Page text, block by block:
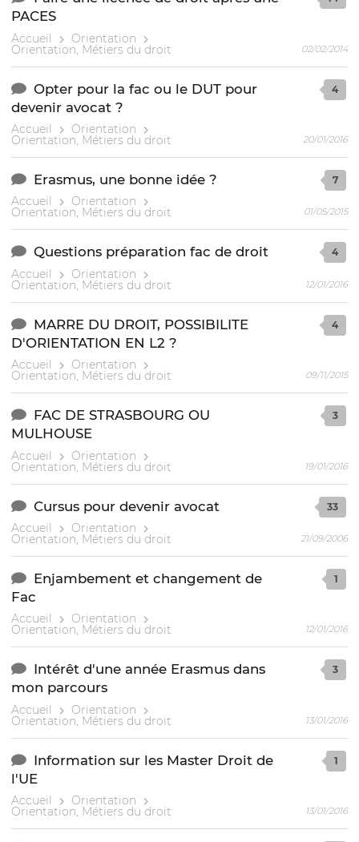
PACES
Accueil Orientation
Orientation, Métiers du droit 02/02/2014
Opter pour la fac ou le DUT pour
devenir avocat ?
Accueil Orientation
Orientation, Métiers du droit
4
20/01/2016
Erasmus, une bonne idée ?
Accueil Orientation
Orientation, Métiers du droit
7
01/05/2015
Questions préparation fac de droit
Accueil Orientation
Orientation, Métiers du droit
4
12/01/2016
MARRE DU DROIT, POSSIBILITE
D'ORIENTATION EN L2 ?
Accueil Orientation
Orientation, Métiers du droit
4
09/11/2015
FAC DE STRASBOURG OU
MULHOUSE
Accueil Orientation
Orientation, Métiers du droit
3
19/01/2016
Cursus pour devenir avocat
Accueil Orientation
Orientation, Métiers du droit
33
21/09/2006
Enjambement et changement de
Fac
Accueil Orientation
Orientation, Métiers du droit
1
12/01/2016
Intérêt d'une année Erasmus dans
mon parcours
Accueil Orientation
Orientation, Métiers du droit
3
13/01/2016
Information sur les Master Droit de
l'UE
Accueil Orientation
Orientation, Métiers du droit
1
13/01/2016